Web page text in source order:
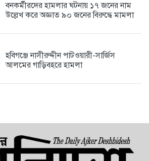
বনকর্মীরদের হামলার ঘটনায় ১৭ জনের নাম
উল্লেখ করে অজ্ঞাত ৯০ জনের বিরুদ্ধে মামলা
হবিগঞ্জে নাসীরুদ্দীন পাটওয়ারী-সার্জিস
আলমের গাড়িবহরে হামলা